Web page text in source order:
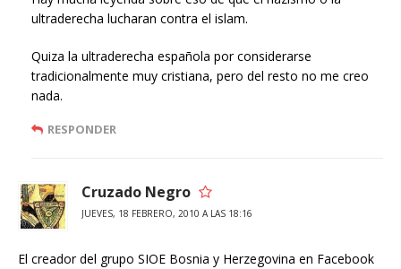
ultraderecha lucharan contra el islam.
Quiza la ultraderecha española por considerarse
tradicionalmente muy cristiana, pero del resto no me creo
nada.
RESPONDER
Cruzado Negro
JUEVES, 18 FEBRERO, 2010 A LAS 18:16
El creador del grupo SIOE Bosnia y Herzegovina en Facebook